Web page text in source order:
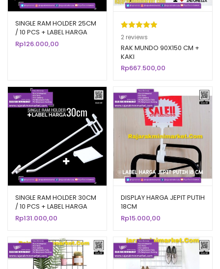
SINGLE RAM HOLDER 25CM
/ 10 PCS + LABEL HARGA
6CM
Rp126.000,00
Peringkat
5.00 dari 5
berdasarka
n
2
penilaian
2 reviews
RAK MUNDO 90X150 CM +
KAKI
Rp667.500,00
SINGLE RAM HOLDER 30CM
/ 10 PCS + LABEL HARGA
6CM
Rp131.000,00
DISPLAY HARGA JEPIT PUTIH
18CM
Rp15.000,00